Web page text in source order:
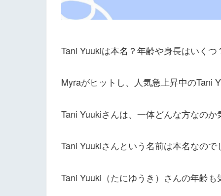
Tani Yuukiは本名？年齢や身長はいく
Myraがヒットし、人気急上昇中のTani
Tani Yuukiさんは、一体どんな方なの
Tani Yuukiさんという名前は本名なので
Tani Yuuki（たにゆうき）さんの年齢